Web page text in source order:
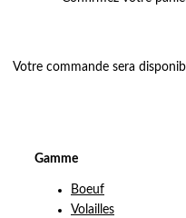
Votre commande sera
Gamme
Boeuf
Volailles